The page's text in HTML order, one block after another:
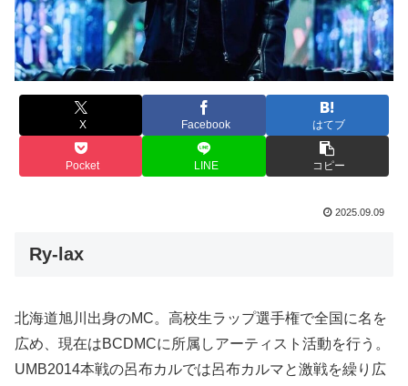
X Facebook はてブ
Pocket LINE コピー
2025.09.09
Ry-lax
北海道旭川出身のMC。高校生ラップ選手権で全国に名を
広め、現在はBCDMCに所属しアーティスト活動を行う。
UMB2014本戦の呂布カルでは呂布カルマと激戦を繰り広